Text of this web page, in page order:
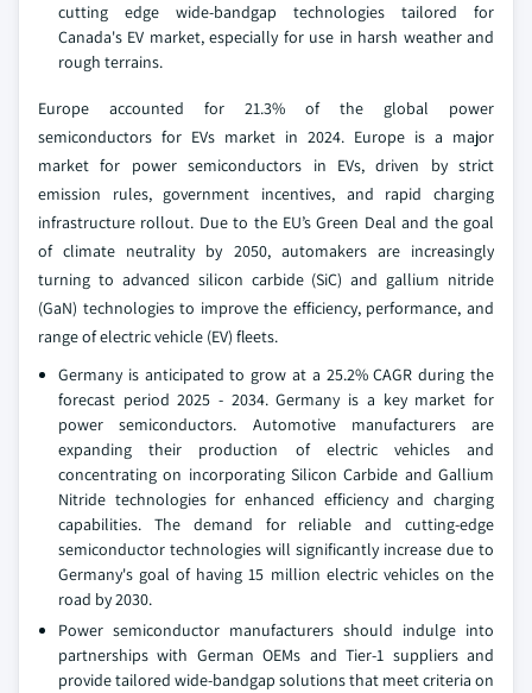
cutting edge wide-bandgap technologies tailored for
Canada's EV market, especially for use in harsh weather and
rough terrains.
Europe accounted for 21.3% of the global power
semiconductors for EVs market in 2024. Europe is a major
market for power semiconductors in EVs, driven by strict
emission rules, government incentives, and rapid charging
infrastructure rollout. Due to the EU’s Green Deal and the goal
of climate neutrality by 2050, automakers are increasingly
turning to advanced silicon carbide (SiC) and gallium nitride
(GaN) technologies to improve the efficiency, performance, and
range of electric vehicle (EV) fleets.
Germany is anticipated to grow at a 25.2% CAGR during the
forecast period 2025 - 2034. Germany is a key market for
power semiconductors. Automotive manufacturers are
expanding their production of electric vehicles and
concentrating on incorporating Silicon Carbide and Gallium
Nitride technologies for enhanced efficiency and charging
capabilities. The demand for reliable and cutting-edge
semiconductor technologies will significantly increase due to
Germany's goal of having 15 million electric vehicles on the
road by 2030.
Power semiconductor manufacturers should indulge into
partnerships with German OEMs and Tier-1 suppliers and
provide tailored wide-bandgap solutions that meet criteria on